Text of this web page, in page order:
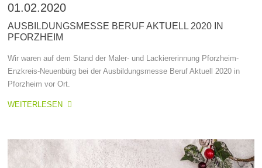
01.02.2020
AUSBILDUNGSMESSE BERUF AKTUELL 2020 IN
PFORZHEIM
Wir waren auf dem Stand der Maler- und Lackiererinnung Pforzheim-
Enzkreis-Neuenbürg bei der Ausbildungsmesse Beruf Aktuell 2020 in
Pforzheim vor Ort.
WEITERLESEN